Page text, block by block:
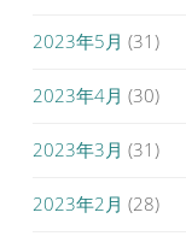
2023年5月 (31)
2023年4月 (30)
2023年3月 (31)
2023年2月 (28)